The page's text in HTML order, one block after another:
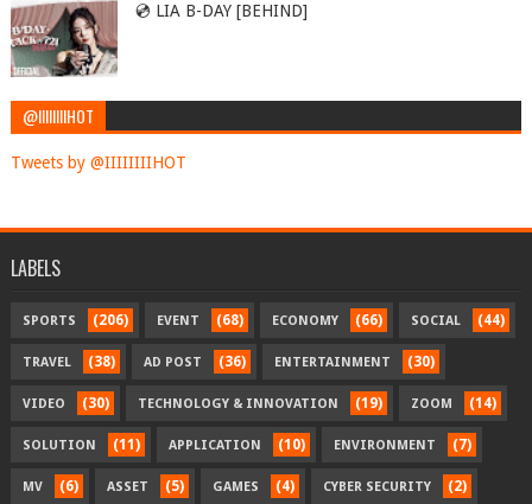
💿 LIA B-DAY [BEHIND]
@IIIIIIIIHOT
Tweets by @IIIIIIIIHOT
LABELS
SPORTS (206) EVENT (68) ECONOMY (66) SOCIAL (44)
TRAVEL (38) AD POST (36) ENTERTAINMENT (30)
VIDEO (30) TECHNOLOGY & INNOVATION (19) ZOOM (14)
SOLUTION (11) APPLICATION (10) ENVIRONMENT (7)
MV (6) ASSET (5) GAMES (4) CYBER SECURITY (2)